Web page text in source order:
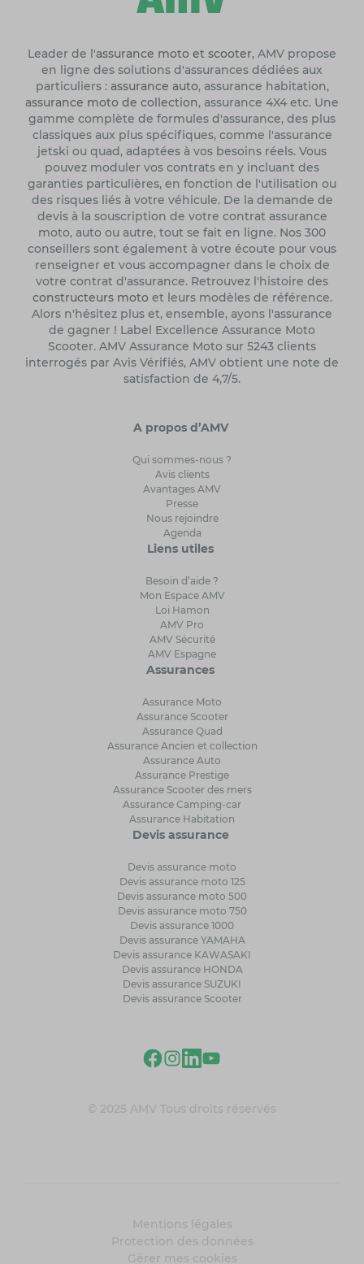
Leader de l'assurance moto et scooter, AMV propose
en ligne des solutions d'assurances dédiées aux
particuliers : assurance auto, assurance habitation,
assurance moto de collection, assurance 4X4 etc. Une
gamme complète de formules d'assurance, des plus
classiques aux plus spécifiques, comme l'assurance
jetski ou quad, adaptées à vos besoins réels. Vous
pouvez moduler vos contrats en y incluant des
garanties particulières, en fonction de l'utilisation ou
des risques liés à votre véhicule. De la demande de
devis à la souscription de votre contrat assurance
moto, auto ou autre, tout se fait en ligne. Nos 300
conseillers sont également à votre écoute pour vous
renseigner et vous accompagner dans le choix de
votre contrat d'assurance. Retrouvez l'histoire des
constructeurs motoet leurs modèles de référence.
Alors n'hésitez plus et, ensemble, ayons l'assurance
de gagner ! Label Excellence Assurance Moto
Scooter. AMV Assurance Moto sur 5243 clients
interrogés par Avis Vérifiés, AMV obtient une note de
satisfaction de 4,7/5.
A propos d’AMV
Qui sommes-nous ?
Avis clients
Avantages AMV
Presse
Nous rejoindre
Agenda
Liens utiles
Besoin d’aide ?
Mon Espace AMV
Loi Hamon
AMV Pro
AMV Sécurité
AMV Espagne
Assurances
Assurance Moto
Assurance Scooter
Assurance Quad
Assurance Ancien et collection
Assurance Auto
Assurance Prestige
Assurance Scooter des mers
Assurance Camping-car
Assurance Habitation
Devis assurance
Devis assurance moto
Devis assurance moto 125
Devis assurance moto 500
Devis assurance moto 750
Devis assurance 1000
Devis assurance YAMAHA
Devis assurance KAWASAKI
Devis assurance HONDA
Devis assurance SUZUKI
Devis assurance Scooter
© 2025 AMV Tous droits réservés
Mentions légales
Protection des données
Gérer mes cookies